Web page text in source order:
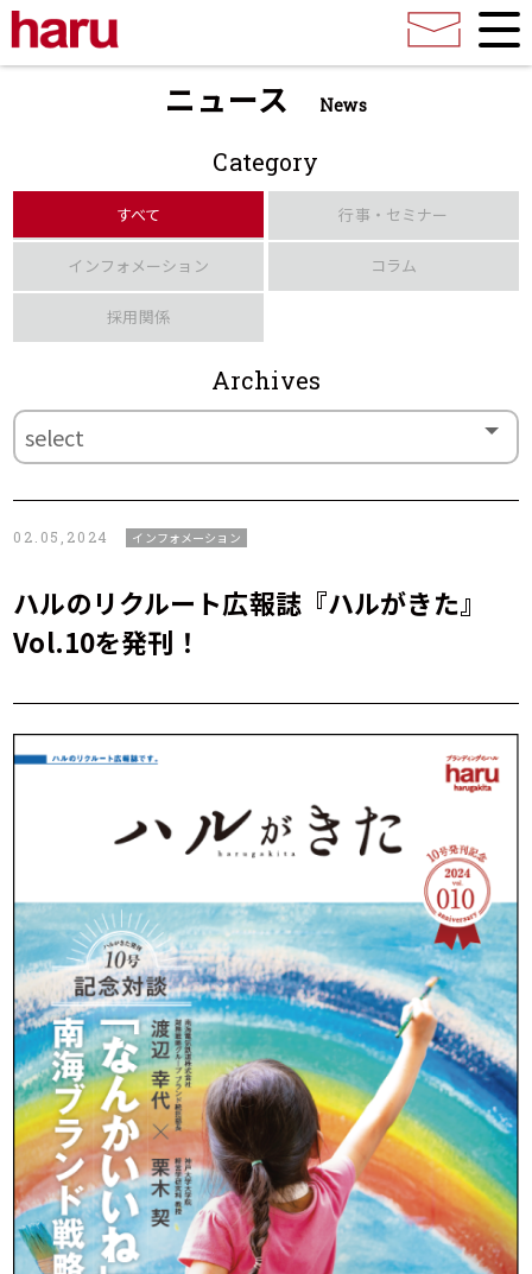
ニュース News
Category
すべて 行事・セミナー
インフォメーション コラム
採用関係
Archives
02.05,2024 インフォメーション
ハルのリクルート広報誌『ハルがきた』
Vol.10を発刊！